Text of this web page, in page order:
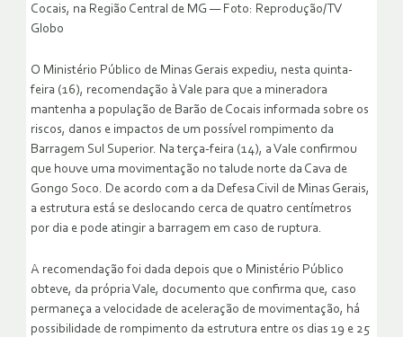
Cocais, na Região Central de MG — Foto: Reprodução/TV
Globo
O Ministério Público de Minas Gerais expediu, nesta quinta-
feira (16), recomendação à Vale para que a mineradora
mantenha a população de Barão de Cocais informada sobre os
riscos, danos e impactos de um possível rompimento da
Barragem Sul Superior. Na terça-feira (14), a Vale confirmou
que houve uma movimentação no talude norte da Cava de
Gongo Soco. De acordo com a da Defesa Civil de Minas Gerais,
a estrutura está se deslocando cerca de quatro centímetros
por dia e pode atingir a barragem em caso de ruptura.
A recomendação foi dada depois que o Ministério Público
obteve, da própria Vale, documento que confirma que, caso
permaneça a velocidade de aceleração de movimentação, há
possibilidade de rompimento da estrutura entre os dias 19 e 25